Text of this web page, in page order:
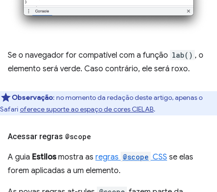
Se o navegador for compatível com a função lab() , o
elemento será verde. Caso contrário, ele será roxo.
Observação: no momento da redação deste artigo, apenas o
Safari oferece suporte ao espaço de cores CIELAB.
Acessar regras @scope
A guia Estilosmostra as regras @scope CSS se elas
forem aplicadas a um elemento.